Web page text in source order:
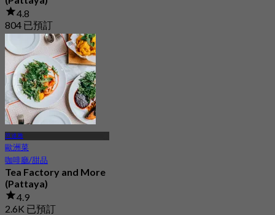
4.8
804 已預訂
฿ 372.5
芭達雅
歐洲菜
咖啡廳/甜品
Tea Factory and More
(Pattaya)
4.9
2.6K 已預訂